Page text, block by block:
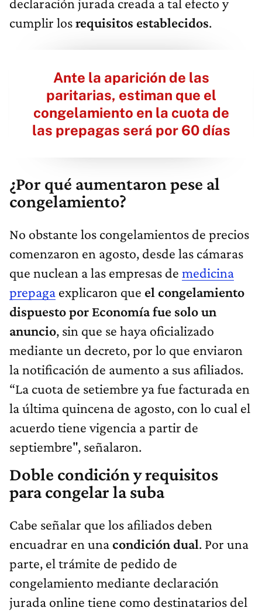
cumplir losrequisitos establecidos.
Ante la aparición de las
paritarias, estiman que el
congelamiento en la cuota de
las prepagas será por 60 días
¿Por qué aumentaron pese al
congelamiento?
No obstante los congelamientos de precios
comenzaron en agosto, desde las cámaras
que nuclean a las empresas de medicina
prepaga explicaron que el congelamiento
dispuesto por Economía fue solo un
anuncio, sin que se haya oficializado
mediante un decreto, por lo que enviaron
la notificación de aumento a sus afiliados.
“La cuota de setiembre ya fue facturada en
la última quincena de agosto, con lo cual el
acuerdo tiene vigencia a partir de
septiembre", señalaron.
Doble condición y requisitos
para congelar la suba
Cabe señalar que los afiliados deben
encuadrar en unacondición dual. Por una
parte, el trámite de pedido de
congelamiento mediante declaración
jurada online tiene como destinatarios del